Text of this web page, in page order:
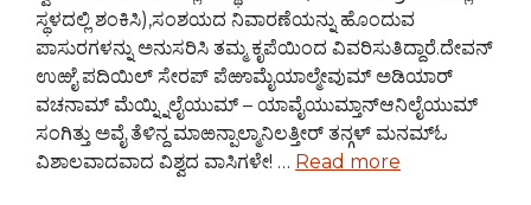
ಸ್ಥಳದಲ್ಲಿ ಶಂಕಿಸಿ),ಸಂಶಯದ ನಿವಾರಣೆಯನ್ನು ಹೊಂದುವ
ಪಾಸುರಗಳನ್ನು ಅನುಸರಿಸಿ ತಮ್ಮ ಕೃಪೆಯಿಂದ ವಿವರಿಸುತಿದ್ದಾರೆ.ದೇವನ್
ಉಱೈ ಪದಿಯಿಲ್ ಸೇರಪ್ ಪೆಱಾಮೈಯಾಲ್ಮೇವುಮ್ ಅಡಿಯಾರ್
ವಚನಾಮ್ ಮೆಯ್ನ್ನಿಲೈಯುಮ್ – ಯಾವೈಯುಮ್ತಾನ್ಆನಿಲೈಯುಮ್
ಸಂಗಿತ್ತು ಅವೈ ತೆಳಿನ್ದ ಮಾಱನ್ಪಾಲ್ಮಾನಿಲತ್ತೀರ್ ತನ್ಗಳ್ ಮನಮ್ಓ
ವಿಶಾಲವಾದವಾದ ವಿಶ್ವದ ವಾಸಿಗಳೇ! … Read more